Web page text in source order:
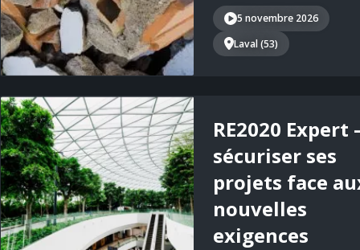
5 novembre 2026
Laval (53)
RE2020 Expert
sécuriser ses
projets face
nouvelles
exigences